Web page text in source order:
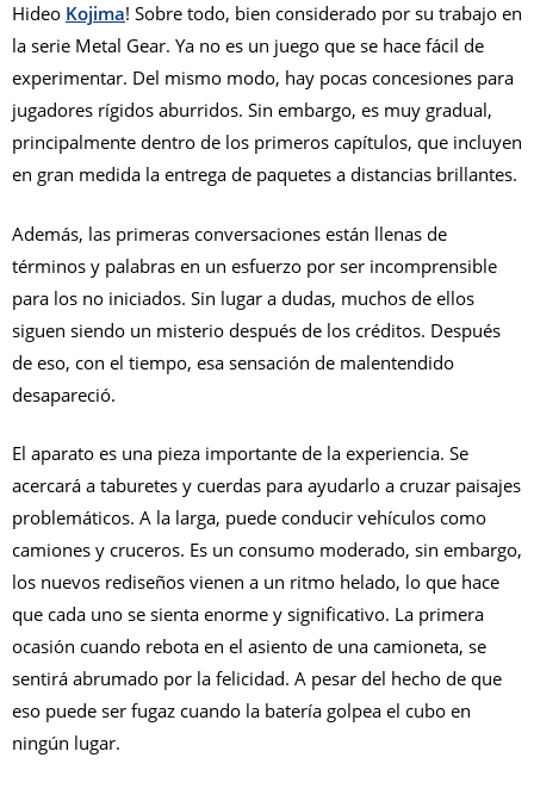
Hideo Kojima! Sobre todo, bien considerado por su trabajo en
la serie Metal Gear. Ya no es un juego que se hace fácil de
experimentar. Del mismo modo, hay pocas concesiones para
jugadores rígidos aburridos. Sin embargo, es muy gradual,
principalmente dentro de los primeros capítulos, que incluyen
en gran medida la entrega de paquetes a distancias brillantes.
Además, las primeras conversaciones están llenas de
términos y palabras en un esfuerzo por ser incomprensible
para los no iniciados. Sin lugar a dudas, muchos de ellos
siguen siendo un misterio después de los créditos. Después
de eso, con el tiempo, esa sensación de malentendido
desapareció.
El aparato es una pieza importante de la experiencia. Se
acercará a taburetes y cuerdas para ayudarlo a cruzar paisajes
problemáticos. A la larga, puede conducir vehículos como
camiones y cruceros. Es un consumo moderado, sin embargo,
los nuevos rediseños vienen a un ritmo helado, lo que hace
que cada uno se sienta enorme y significativo. La primera
ocasión cuando rebota en el asiento de una camioneta, se
sentirá abrumado por la felicidad. A pesar del hecho de que
eso puede ser fugaz cuando la batería golpea el cubo en
ningún lugar.